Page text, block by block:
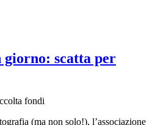
scatta per
fondi
(ma non solo!), l’associazione